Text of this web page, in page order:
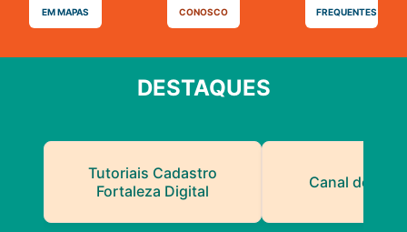
EM MAPAS
CONOSCO
FREQUENTES
DESTAQUES
Tutoriais Cadastro
Fortaleza Digital
Canal do